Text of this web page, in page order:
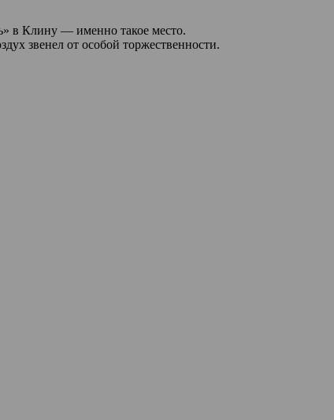
в Клину — именно такое место.
звенел от особой торжественности.